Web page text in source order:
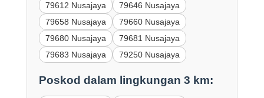
79612 Nusajaya
79646 Nusajaya
79658 Nusajaya
79660 Nusajaya
79680 Nusajaya
79681 Nusajaya
79683 Nusajaya
79250 Nusajaya
Poskod dalam lingkungan 3 km: